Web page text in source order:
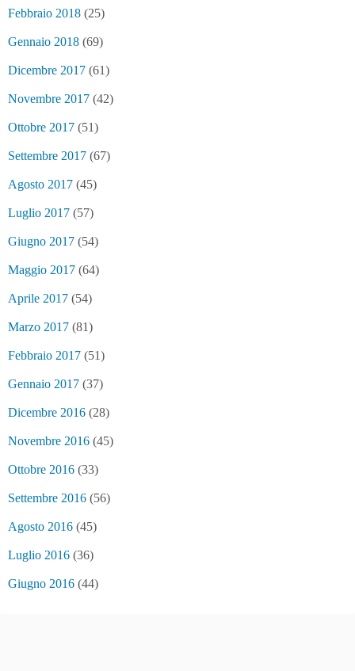
Febbraio 2018 (25)
Gennaio 2018 (69)
Dicembre 2017 (61)
Novembre 2017 (42)
Ottobre 2017 (51)
Settembre 2017 (67)
Agosto 2017 (45)
Luglio 2017 (57)
Giugno 2017 (54)
Maggio 2017 (64)
Aprile 2017 (54)
Marzo 2017 (81)
Febbraio 2017 (51)
Gennaio 2017 (37)
Dicembre 2016 (28)
Novembre 2016 (45)
Ottobre 2016 (33)
Settembre 2016 (56)
Agosto 2016 (45)
Luglio 2016 (36)
Giugno 2016 (44)